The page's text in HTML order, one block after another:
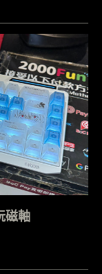
磁軸